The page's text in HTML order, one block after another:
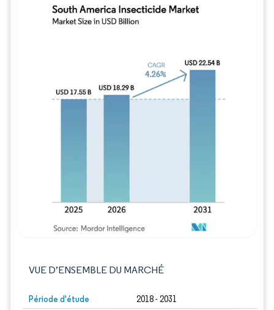
VUE D’ENSEMBLE DU MARCHÉ
Période d'étude 2018 - 2031